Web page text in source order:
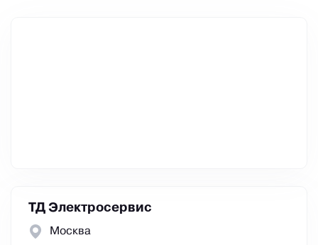
ТД Электросервис
Москва